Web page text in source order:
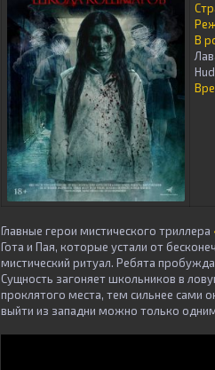
В
Главные герои мистического триллера
Гота и Пая, которые устали от
мистический ритуал. Ребята
Сущность загоняет школьников в
проклятого места, тем сильнее сами
выйти из западни можно только